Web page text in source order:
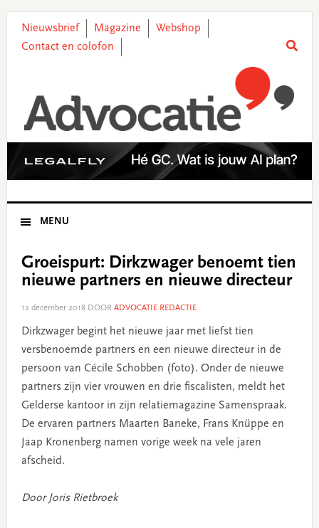
primary
main
primary
footer
Nieuwsbrief Magazine
Webshop
Contact en colofon
MENU
Groeispurt: Dirkzwager benoemt tien
nieuwe partners en nieuwe directeur
12 december 2018DOOR ADVOCATIE REDACTIE
Dirkzwager begint het nieuwe jaar met liefst tien
versbenoemde partners en een nieuwe directeur in de
persoon van Cécile Schobben (foto). Onder de nieuwe
partners zijn vier vrouwen en drie fiscalisten, meldt het
Gelderse kantoor in zijn relatiemagazine Samenspraak.
De ervaren partners Maarten Baneke, Frans Knüppe en
Jaap Kronenberg namen vorige week na vele jaren
afscheid.
Door Joris Rietbroek